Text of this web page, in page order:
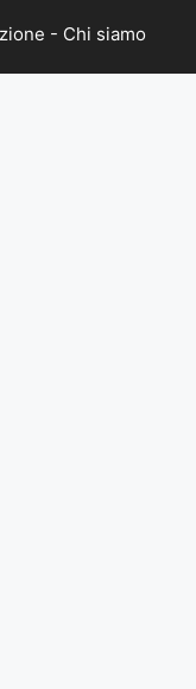
- Chi siamo